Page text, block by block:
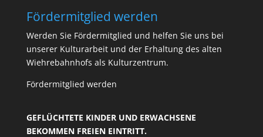
Fördermitglied werden
Werden Sie Fördermitglied und helfen Sie uns bei
unserer Kulturarbeit und der Erhaltung des alten
Wiehrebahnhofs als Kulturzentrum.
Fördermitglied werden
GEFLÜCHTETE KINDER UND ERWACHSENE
BEKOMMEN FREIEN EINTRITT.